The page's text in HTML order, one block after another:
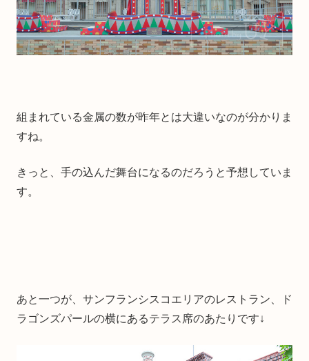
組まれている金属の数が昨年とは大違いなのが分かりま
すね。
きっと、手の込んだ舞台になるのだろうと予想していま
す。
あと一つが、サンフランシスコエリアのレストラン、ド
ラゴンズパールの横にあるテラス席のあたりです↓